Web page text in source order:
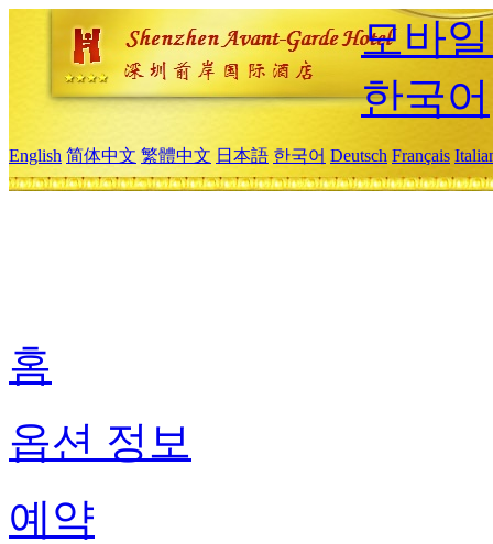
모바
한국어
English 简体中文 繁體中文 日本語 한국어 Deutsch Français
홈
옵션 정보
예약